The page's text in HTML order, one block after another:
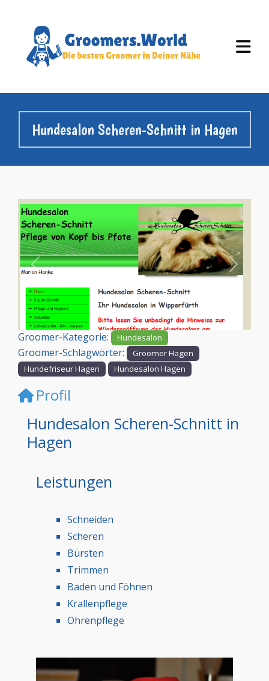
Hundesalon Scheren-Schnitt in Hagen
Vorheriges
Groomer-Kategorie: Hundesalon
Groomer-Schlagwörter:
Groomer Hagen
Hundefriseur Hagen
Hundesalon Hagen
Profil
Hundesalon Scheren-Schnitt in
Hagen
Leistungen
Schneiden
Scheren
Bürsten
Trimmen
Baden und Föhnen
Krallenpflege
Ohrenpflege